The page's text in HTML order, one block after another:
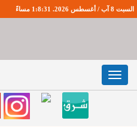
السبت 8 آب / أغسطس 2026. 1:8:31 مساءً
Toggle
navigation